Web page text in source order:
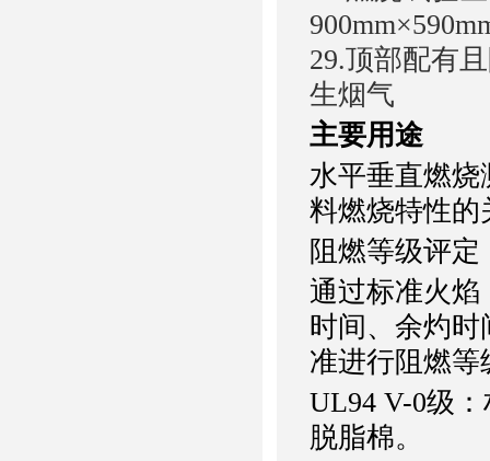
29.顶部配有
生烟气
主要用途
水平垂直燃烧
料燃烧特性的
阻燃等级评定
通过标准火焰
时间、余灼时
准进行阻燃
UL94 V-0级
脱脂棉。